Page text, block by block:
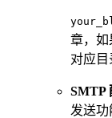
章，如
对应目
SMTP
发送功